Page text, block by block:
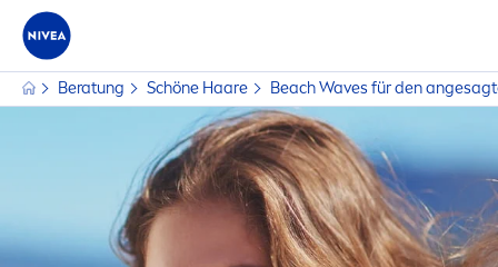
Beratung Schöne Haare Beach Waves für den